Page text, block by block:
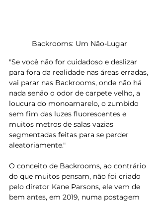
Backrooms: Um Não-Lugar
"Se você não for cuidadoso e deslizar
para fora da realidade nas áreas erradas,
vai parar nas Backrooms, onde não há
nada senão o odor de carpete velho, a
loucura do monoamarelo, o zumbido
sem fim das luzes fluorescentes e
muitos metros de salas vazias
segmentadas feitas para se perder
aleatoriamente."
​O conceito de Backrooms, ao contrário
do que muitos pensam, não foi criado
pelo diretor Kane Parsons, ele vem de
bem antes, em 2019, numa postagem